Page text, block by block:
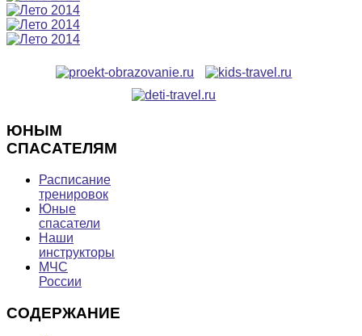
ЮНЫМ
СПАСАТЕЛЯМ
Расписание
тренировок
Юные
спасатели
Наши
инструкторы
МЧС
России
СОДЕРЖАНИЕ